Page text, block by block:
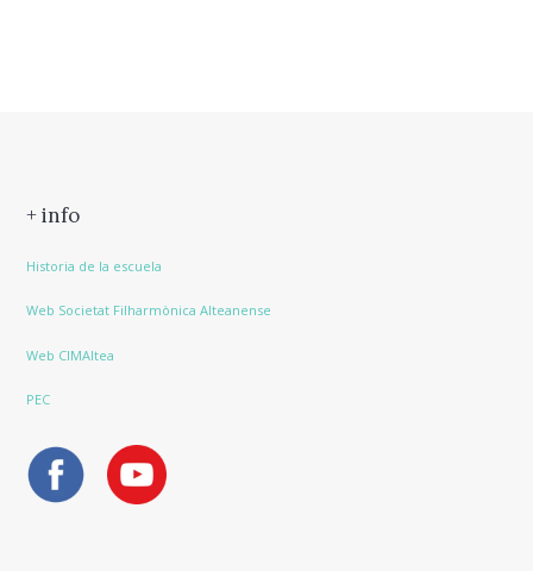
+ info
Historia de la escuela
Web Societat Filharmònica Alteanense
Web CIMAltea
PEC